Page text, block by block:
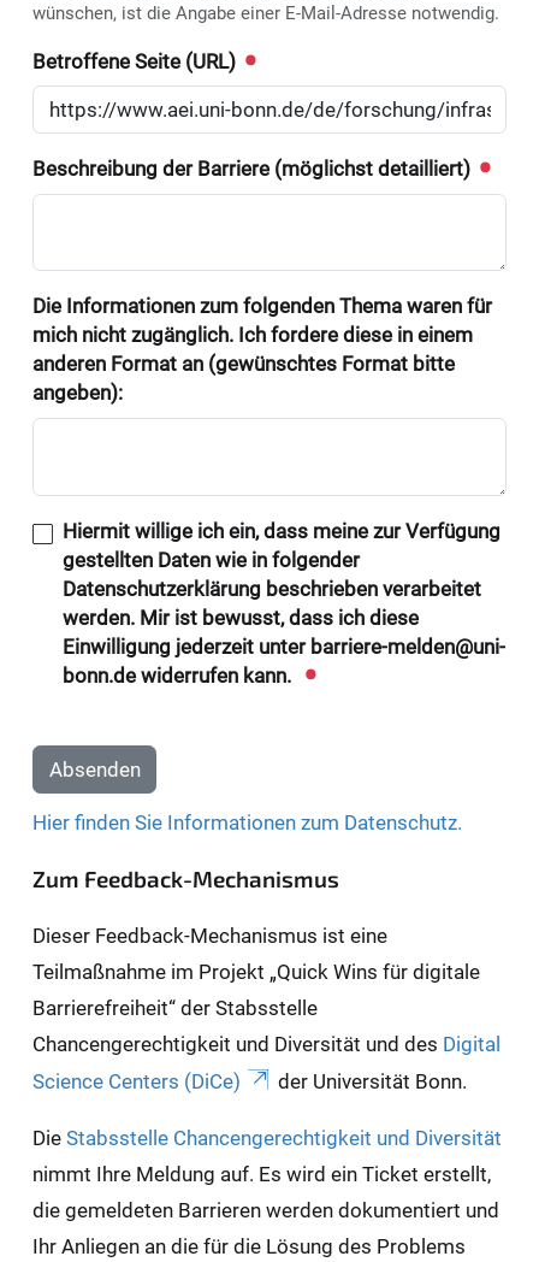
wünschen, ist die Angabe einer E-Mail-Adresse notwendig.
Betroffene Seite (URL)
Beschreibung der Barriere (möglichst detailliert)
Die Informationen zum folgenden Thema waren für
mich nicht zugänglich. Ich fordere diese in einem
anderen Format an (gewünschtes Format bitte
angeben):
Hiermit willige ich ein, dass meine zur Verfügung
gestellten Daten wie in folgender
Datenschutzerklärung beschrieben verarbeitet
werden. Mir ist bewusst, dass ich diese
Einwilligung jederzeit unter barriere-melden@uni-
bonn.de widerrufen kann.
Absenden
Hier finden Sie Informationen zum Datenschutz.
Zum Feedback-Mechanismus
Dieser Feedback-Mechanismus ist eine
Teilmaßnahme im Projekt „Quick Wins für digitale
Barrierefreiheit“ der Stabsstelle
Chancengerechtigkeit und Diversität und des Digital
Science Centers (DiCe)
der Universität Bonn.
Die Stabsstelle Chancengerechtigkeit und Diversität
nimmt Ihre Meldung auf. Es wird ein Ticket erstellt,
die gemeldeten Barrieren werden dokumentiert und
Ihr Anliegen an die für die Lösung des Problems